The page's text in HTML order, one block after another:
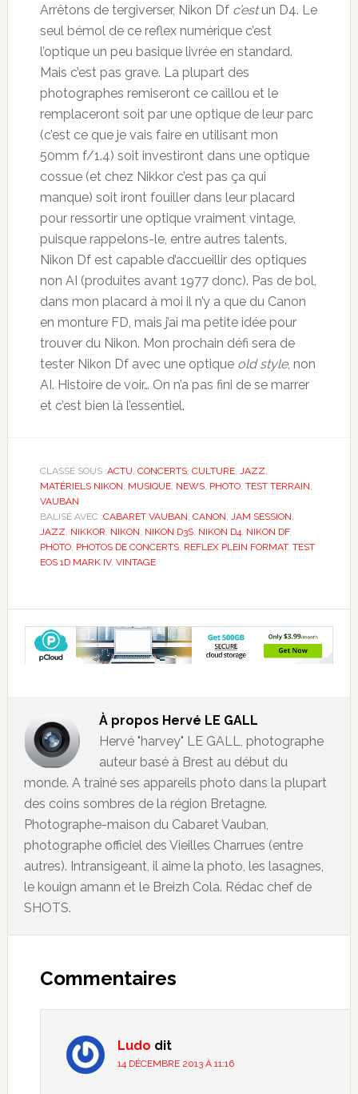
Arrêtons de tergiverser, Nikon Df c’estun D4. Le
seul bémol de ce reflex numérique c’est
l’optique un peu basique livrée en standard.
Mais c’est pas grave. La plupart des
photographes remiseront ce caillou et le
remplaceront soit par une optique de leur parc
(c’est ce que je vais faire en utilisant mon
50mm f/1.4) soit investiront dans une optique
cossue (et chez Nikkor c’est pas ça qui
manque) soit iront fouiller dans leur placard
pour ressortir une optique vraiment vintage,
puisque rappelons-le, entre autres talents,
Nikon Df est capable d’accueillir des optiques
non AI (produites avant 1977 donc). Pas de bol,
dans mon placard à moi il n’y a que du Canon
en monture FD, mais j’ai ma petite idée pour
trouver du Nikon. Mon prochain défi sera de
tester Nikon Df avec une optique old style, non
AI. Histoire de voir… On n’a pas fini de se marrer
et c’est bien là l’essentiel.
CLASSÉ SOUS :ACTU, CONCERTS, CULTURE, JAZZ,
MATÉRIELS NIKON, MUSIQUE, NEWS, PHOTO, TEST TERRAIN,
VAUBAN
BALISÉ AVEC :CABARET VAUBAN, CANON, JAM SESSION,
JAZZ, NIKKOR, NIKON, NIKON D3S, NIKON D4, NIKON DF,
PHOTO, PHOTOS DE CONCERTS, REFLEX PLEIN FORMAT, TEST
EOS 1D MARK IV, VINTAGE
À propos Hervé LE GALL
Hervé "harvey" LE GALL, photographe
auteur basé à Brest au début du
monde. A trainé ses appareils photo dans la plupart
des coins sombres de la région Bretagne.
Photographe-maison du Cabaret Vauban,
photographe officiel des Vieilles Charrues (entre
autres). Intransigeant, il aime la photo, les lasagnes,
le kouign amann et le Breizh Cola. Rédac chef de
SHOTS.
Commentaires
Ludo dit
14 DÉCEMBRE 2013 À 11:16